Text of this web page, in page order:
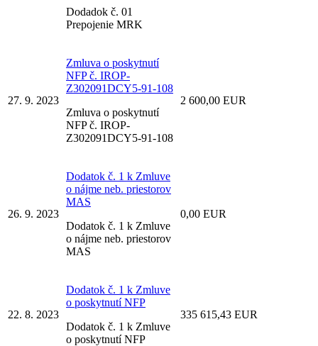
Dodadok č. 01
Prepojenie MRK
27. 9. 2023
Zmluva o poskytnutí
NFP č. IROP-
Z302091DCY5-91-108
Zmluva o poskytnutí
NFP č. IROP-
Z302091DCY5-91-108
2 600,00 EUR
26. 9. 2023
Dodatok č. 1 k Zmluve
o nájme neb. priestorov
MAS
Dodatok č. 1 k Zmluve
o nájme neb. priestorov
MAS
0,00 EUR
22. 8. 2023
Dodatok č. 1 k Zmluve
o poskytnutí NFP
Dodatok č. 1 k Zmluve
o poskytnutí NFP
335 615,43 EUR